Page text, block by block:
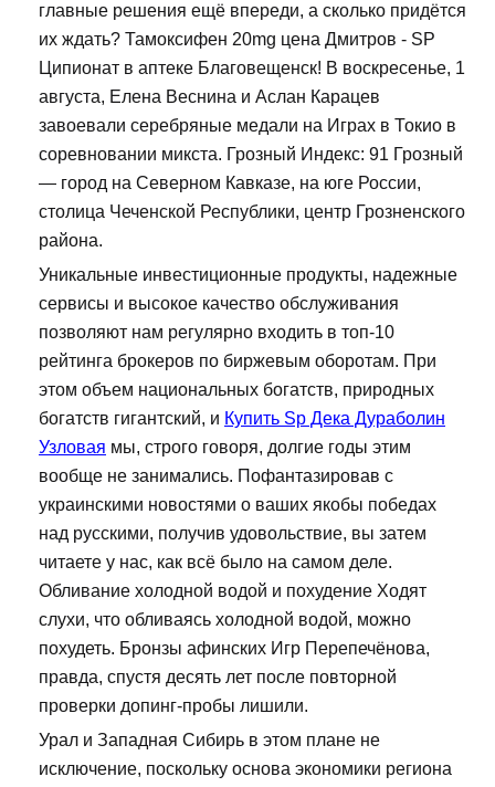
главные решения ещё впереди, а сколько придётся
их ждать? Тамоксифен 20mg цена Дмитров - SP
Ципионат в аптеке Благовещенск! В воскресенье, 1
августа, Елена Веснина и Аслан Карацев
завоевали серебряные медали на Играх в Токио в
соревновании микста. Грозный Индекс: 91 Грозный
— город на Северном Кавказе, на юге России,
столица Чеченской Республики, центр Грозненского
района.
Уникальные инвестиционные продукты, надежные
сервисы и высокое качество обслуживания
позволяют нам регулярно входить в топ-10
рейтинга брокеров по биржевым оборотам. При
этом объем национальных богатств, природных
богатств гигантский, и Купить Sp Дека Дураболин
Узловая мы, строго говоря, долгие годы этим
вообще не занимались. Пофантазировав с
украинскими новостями о ваших якобы победах
над русскими, получив удовольствие, вы затем
читаете у нас, как всё было на самом деле.
Обливание холодной водой и похудение Ходят
слухи, что обливаясь холодной водой, можно
похудеть. Бронзы афинских Игр Перепечёнова,
правда, спустя десять лет после повторной
проверки допинг-пробы лишили.
Урал и Западная Сибирь в этом плане не
исключение, поскольку основа экономики региона